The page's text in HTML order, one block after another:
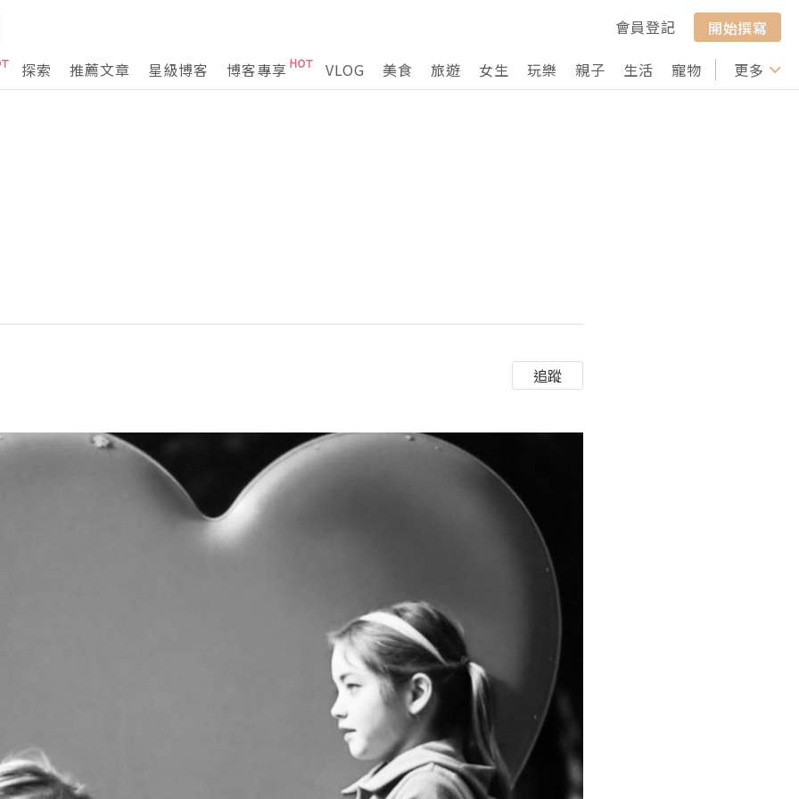
會員登記
開始撰寫
探索
推薦文章 星級博客 博客專享 VLOG 美食 旅遊 女生 玩樂 親子 生活 寵物 行山 打卡
更多
追蹤